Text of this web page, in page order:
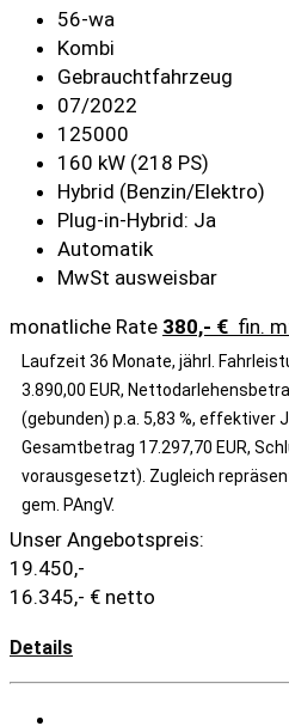
56-wa
Kombi
Gebrauchtfahrzeug
07/2022
125000
160 kW (218 PS)
Hybrid (Benzin/Elektro)
Plug-in-Hybrid: Ja
Automatik
MwSt ausweisbar
monatliche Rate 380,- € fin.
Laufzeit 36 Monate, jährl.
3.890,00 EUR,
(gebunden) p.a. 5,83 %, effektiver
Gesamtbetrag 17.297,70 EUR,
vorausgesetzt). Zugleich
gem. PAngV.
Unser Angebotspreis:
19.450,-
16.345,- € netto
Details